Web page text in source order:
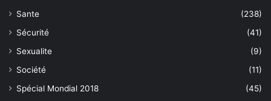
Sante
(238)
Sécurité
(41)
Sexualite
(9)
Société
(11)
Spécial Mondial 2018
(45)